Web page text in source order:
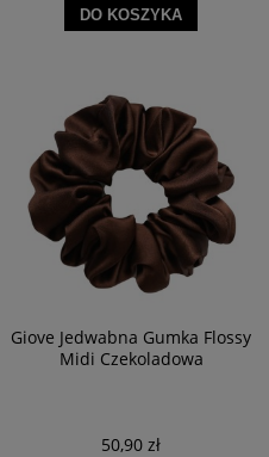
DO KOSZYKA
Giove Jedwabna Gumka Flossy
Midi Czekoladowa
50,90 zł